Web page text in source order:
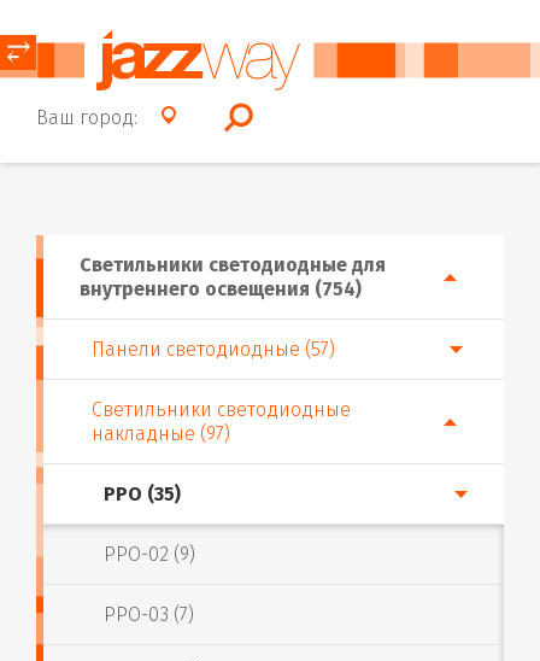
Ваш город:
⥂
Светильники светодиодные для
внутреннего освещения (754)
Панели светодиодные (57)
Светильники светодиодные
накладные (97)
PPO (35)
PPO-02 (9)
PPO-03 (7)